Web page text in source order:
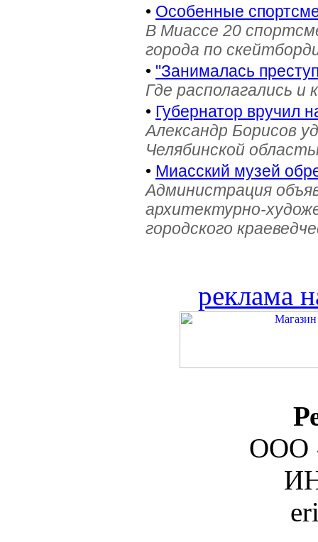
• Особенные
В Миассе 20
города по
• "Занималась
Где располагались и
• Губернатор вручил
Александр Борисов
Челябинской
• Миасский музей
Администрация
архитектурно-
городского
реклама
ООО